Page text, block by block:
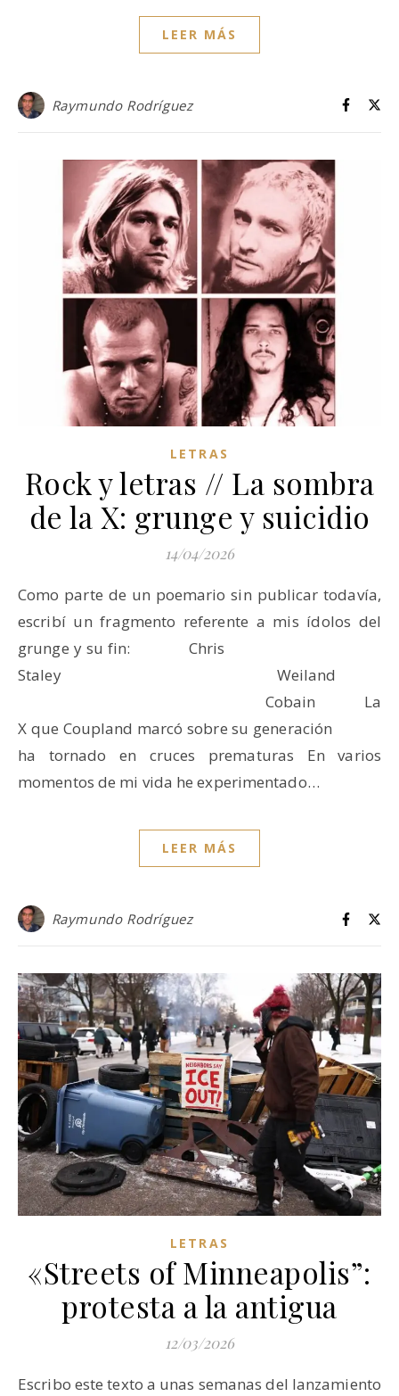
LEER MÁS
Raymundo Rodríguez
LETRAS
Rock y letras // La sombra
de la X: grunge y suicidio
14/04/2026
Como parte de un poemario sin publicar todavía,
escribí un fragmento referente a mis ídolos del
grunge y su fin: Chris
Staley Weiland
Cobain La
X que Coupland marcó sobre su generación
ha tornado en cruces prematuras En varios
momentos de mi vida he experimentado…
LEER MÁS
Raymundo Rodríguez
LETRAS
«Streets of Minneapolis”:
protesta a la antigua
12/03/2026
Escribo este texto a unas semanas del lanzamiento